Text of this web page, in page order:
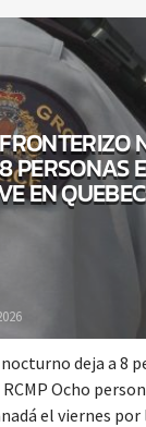
PERSONAS
EN
deja a 8
Ocho
el viernes por